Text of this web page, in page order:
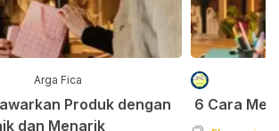
Arga Fica
Produk dengan
dan Menarik
6 Cara